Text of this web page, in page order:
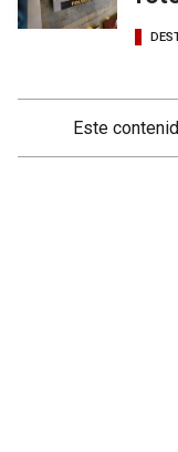
Este